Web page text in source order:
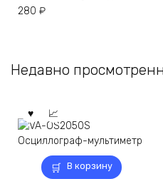
280 ₽
Недавно
В корзину